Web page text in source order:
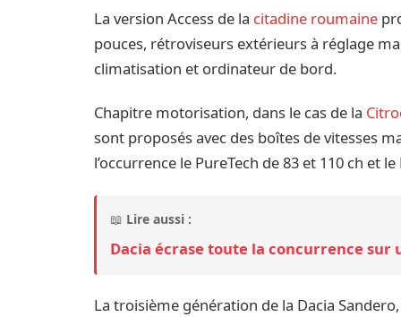
La version Access de la citadine roumaine
pouces, rétroviseurs extérieurs à réglage
climatisation et ordinateur de bord.
Chapitre motorisation, dans le cas de la
sont proposés avec des boîtes de vitesses
l’occurrence le PureTech de 83 et 110 ch et
📖 Lire aussi :
Dacia écrase toute la concurrence sur
La troisième génération de la Dacia